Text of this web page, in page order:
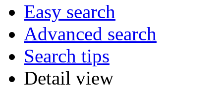
Easy search
Advanced search
Search tips
Detail view